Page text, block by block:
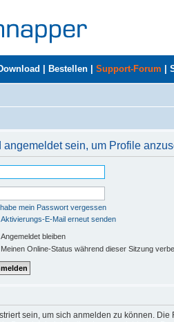
Bestellen Support-Forum
sein, um Profile
mein Passwort vergessen
Aktivierungs-E-Mail erneut senden
Angemeldet bleiben
Meinen Online-Status während dieser Sitzung
sein, um sich anmelden zu können.